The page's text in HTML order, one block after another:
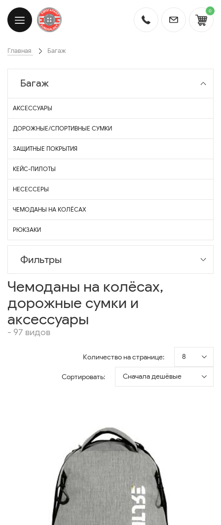
0
Главная Багаж
Багаж
АКСЕССУАРЫ
ДОРОЖНЫЕ/СПОРТИВНЫЕ СУМКИ
ЗАЩИТНЫЕ ПОКРЫТИЯ
КЕЙС-ПИЛОТЫ
НЕСЕССЕРЫ
ЧЕМОДАНЫ НА КОЛЁСАХ
РЮКЗАКИ
Фильтры
Чемоданы на колёсах,
дорожные сумки и
аксессуары
- 97 видов
Количество на странице: 8
Сортировать: Сначала дешёвые